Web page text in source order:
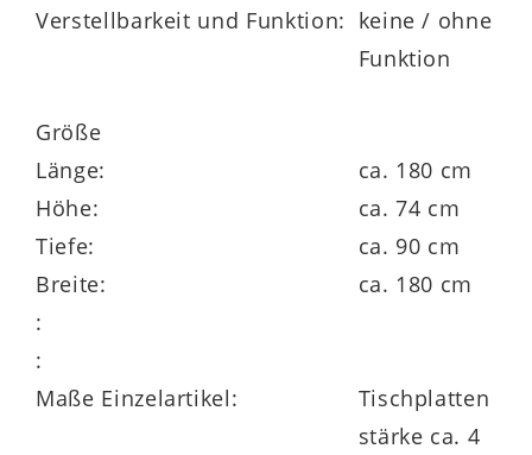
in weiteren Größen erhältlich
Verstellbarkeit und Funktion: keine / ohne
Funktion
Größe
Länge:
ca. 180 cm
Höhe:
ca. 74 cm
Tiefe:
ca. 90 cm
Breite:
ca. 180 cm
:
:
Maße Einzelartikel:
Tischplatten
stärke ca. 4